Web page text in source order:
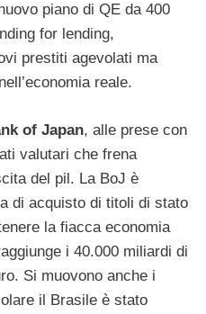
piano di QE da 400
for lending,
prestiti agevolati ma
reale.
of Japan, alle prese con
valutari che frena
del pil. La BoJ è
di acquisto di titoli di stato
la fiacca economia
i 40.000 miliardi di
Si muovono anche i
il Brasile è stato